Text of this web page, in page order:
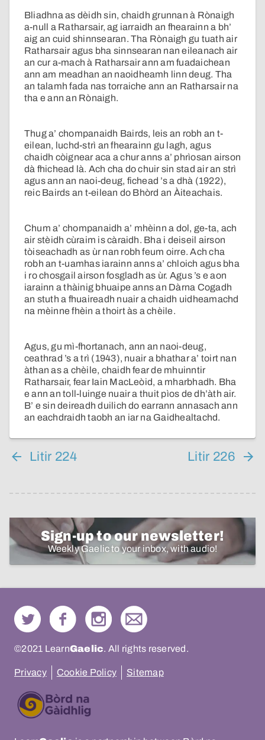
Bliadhna as dèidh sin, chaidh grunnan à Rònaigh
a-null a Ratharsair, ag iarraidh an fhearainn a bh’
aig an cuid shinnsearan. Tha Rònaigh gu tuath air
Ratharsair agus bha sinnsearan nan eileanach air
an cur a-mach à Ratharsair ann am fuadaichean
ann am meadhan an naoidheamh linn deug. Tha
an talamh fada nas torraiche ann an Ratharsair na
tha e ann an Rònaigh.
Thug a’ chompanaidh Bairds, leis an robh an t-
eilean, luchd-strì an fhearainn gu lagh, agus
chaidh còignear aca a chur anns a’ phrìosan airson
dà fhichead là. Ach cha do chuir sin stad air an strì
agus ann an naoi-deug, fichead ’s a dhà (1922),
reic Bairds an t-eilean do Bhòrd an Àiteachais.
Chum a’ chompanaidh a’ mhèinn a dol, ge-ta, ach
air stèidh cùraim is càraidh. Bha i deiseil airson
tòiseachadh as ùr nan robh feum oirre. Ach cha
robh an t-uamhas iarainn anns a’ chloich agus bha
i ro chosgail airson fosgladh as ùr. Agus ’s e aon
iarainn a thàinig bhuaipe anns an Dàrna Cogadh
an stuth a fhuaireadh nuair a chaidh uidheamachd
na mèinne fhèin a thoirt às a chèile.
Agus, gu mì-fhortanach, ann an naoi-deug,
ceathrad ’s a trì (1943), nuair a bhathar a’ toirt nan
àthan as a chèile, chaidh fear de mhuinntir
Ratharsair, fear Iain MacLeòid, a mharbhadh. Bha
e ann an toll-luinge nuair a thuit pìos de dh’àth air.
B’ e sin deireadh duilich do earrann annasach ann
an eachdraidh taobh an iar na Gaidhealtachd.
Litir 224 Litir 226
Sign-up to our newsletter!
Weekly Gaelic to your inbox, with audio!
©2021 LearnGaelic. All rights reserved.
Privacy Cookie Policy Sitemap